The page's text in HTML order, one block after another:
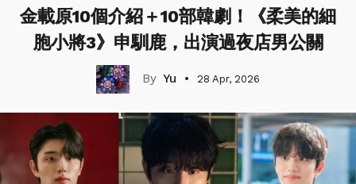
金載原10個介紹＋10部韓劇！《柔美的細
胞小將3》申馴鹿，出演過夜店男公關
Yu 28 Apr, 2026